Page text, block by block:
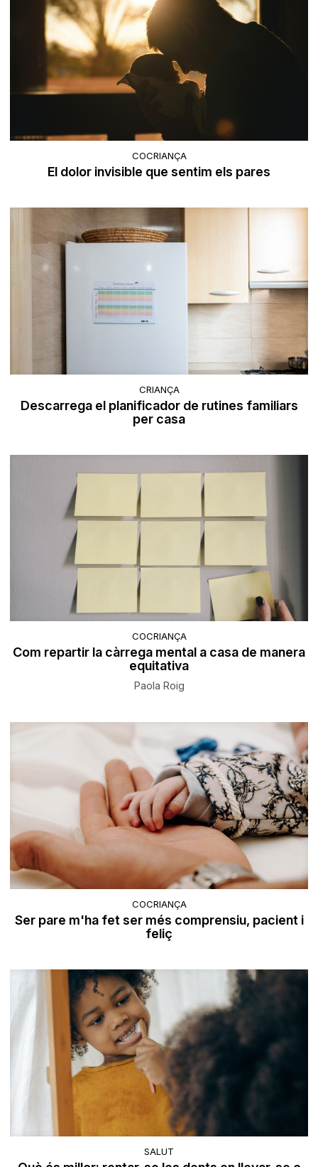
COCRIANÇA
El dolor invisible que sentim els pares
CRIANÇA
Descarrega el planificador de rutines familiars
per casa
COCRIANÇA
Com repartir la càrrega mental a casa de manera
equitativa
Paola Roig
COCRIANÇA
Ser pare m'ha fet ser més comprensiu, pacient i
feliç
SALUT